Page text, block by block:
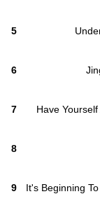
5
6
7 Have
8
9 It's Beginning